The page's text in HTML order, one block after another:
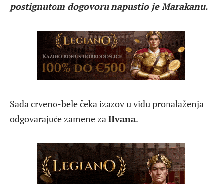
postignutom dogovoru napustio je Marakanu.
Sada crveno-bele čeka izazov u vidu pronalaženja
odgovarajuće zamene zaHvana.